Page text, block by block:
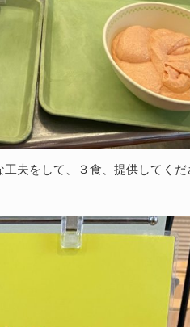
夫をして、３食、提供してく